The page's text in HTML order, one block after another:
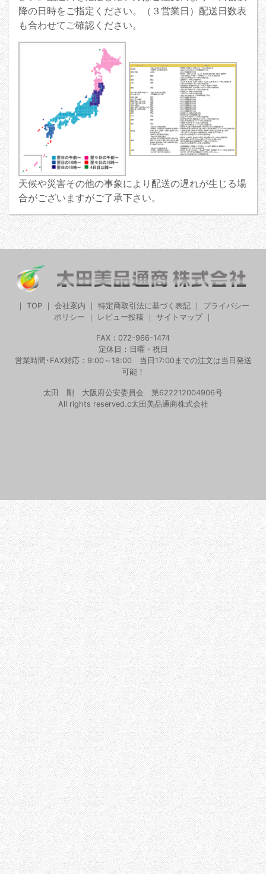
降の日時をご指定ください。（３営業日）配送日数表
も合わせてご確認ください。
天候や災害その他の事象により配送の遅れが生じる場
合がございますがご了承下さい。
TOP 会社案内 特定商取引法に基づく表記
プライバシー
ポリシー
レビュー投稿｜ サイトマップ｜
FAX：072-966-1474
定休日：日曜・祝日
営業時間･FAX対応：9:00～18:00 当日17:00までの注文は当日発送
可能！
太田 剛 大阪府公安委員会 第622212004906号
All rights reserved.c太田美品通商株式会社